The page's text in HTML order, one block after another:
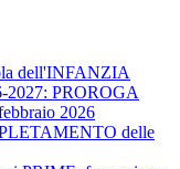
dell'INFANZIA
2027: PROROGA
2026
delle